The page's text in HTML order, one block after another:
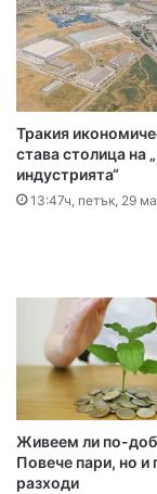
Тракия
става столица на
индустрията“
13:47ч, петък, 29
Живеем ли по-
Повече пари, но и
разходи